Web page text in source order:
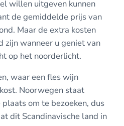
willen uitgeven kunnen
de gemiddelde prijs van
Maar de extra kosten
zijn wanneer u geniet van
op het noorderlicht.
waar een fles wijn
Noorwegen staat
om te bezoeken, dus
dit Scandinavische land in